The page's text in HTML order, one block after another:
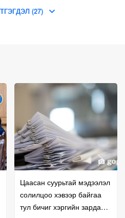
(27)
Цаасан суурьтай мэдээлэл
солилцоо хэвээр байгаа
тул бичиг хэргийн зардал